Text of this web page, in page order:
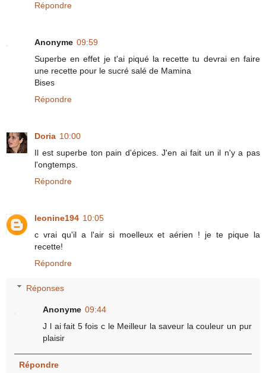
Répondre
Anonyme 09:59
Superbe en effet je t'ai piqué la recette tu devrai en faire
une recette pour le sucré salé de Mamina
Bises
Répondre
Doria 10:00
Il est superbe ton pain d'épices. J'en ai fait un il n'y a pas
l'ongtemps.
Répondre
leonine194 10:05
c vrai qu'il a l'air si moelleux et aérien ! je te pique la
recette!
Répondre
Réponses
Anonyme 09:44
J l ai fait 5 fois c le Meilleur la saveur la couleur un pur
plaisir
Répondre